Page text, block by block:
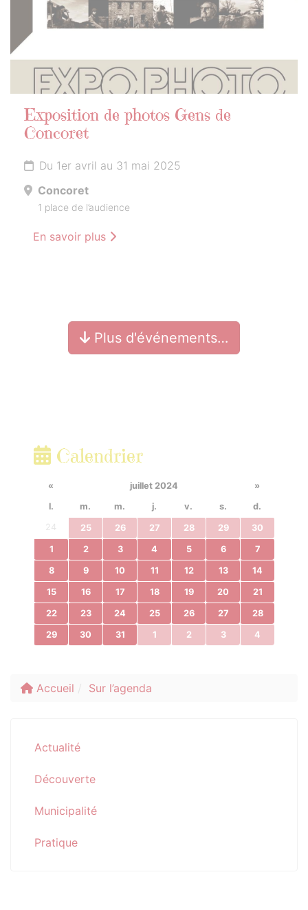
Exposition de photos Gens de
Concoret
Du 1er avril au 31 mai 2025
Concoret
1 place de l’audience
En savoir plus
Plus d'événements…
Calendrier
« juillet 2024
»
l.
m. m. j. v. s.
d.
24
25 26 27 28 29 30
1 2 3 4 5 6 7
8 9 10 11 12 13 14
15 16 17 18 19 20 21
22 23 24 25 26 27 28
29 30 31 1 2 3 4
Accueil Sur l’agenda
Actualité
Découverte
Municipalité
Pratique